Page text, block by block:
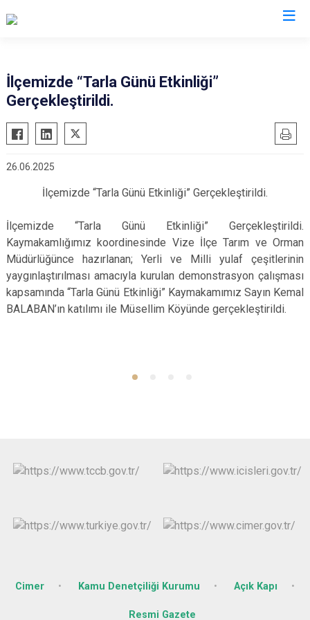
Babaeski
Demirköy
Lüleburgaz
Pehlivanköy
Vize
İlçemizde “Tarla Günü Etkinliği”
Gerçekleştirildi.
26.06.2025
İlçemizde “Tarla Günü Etkinliği” Gerçekleştirildi.
İlçemizde “Tarla Günü Etkinliği” Gerçekleştirildi.
Kaymakamlığımız koordinesinde Vize İlçe Tarım ve Orman
Müdürlüğünce hazırlanan; Yerli ve Milli yulaf çeşitlerinin
yaygınlaştırılması amacıyla kurulan demonstrasyon çalışması
kapsamında “Tarla Günü Etkinliği” Kaymakamımız Sayın Kemal
BALABAN’ın katılımı ile Müsellim Köyünde gerçekleştirildi.
Cimer Kamu Denetçiliği Kurumu Açık Kapı
Resmi Gazete